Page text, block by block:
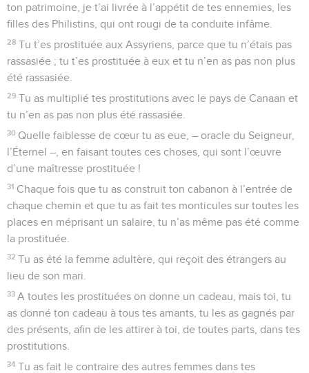
ton patrimoine, je t’ai livrée à l’appétit de tes ennemies, les
filles des Philistins, qui ont rougi de ta conduite infâme.
28 Tu t’es prostituée aux Assyriens, parce que tu n’étais pas
rassasiée ; tu t’es prostituée à eux et tu n’en as pas non plus
été rassasiée.
29 Tu as multiplié tes prostitutions avec le pays de Canaan et
tu n’en as pas non plus été rassasiée.
30 Quelle faiblesse de cœur tu as eue, – oracle du Seigneur,
l’Éternel –, en faisant toutes ces choses, qui sont l’œuvre
d’une maîtresse prostituée !
31 Chaque fois que tu as construit ton cabanon à l’entrée de
chaque chemin et que tu as fait tes monticules sur toutes les
places en méprisant un salaire, tu n’as même pas été comme
la prostituée.
32 Tu as été la femme adultère, qui reçoit des étrangers au
lieu de son mari.
33 A toutes les prostituées on donne un cadeau, mais toi, tu
as donné ton cadeau à tous tes amants, tu les as gagnés par
des présents, afin de les attirer à toi, de toutes parts, dans tes
prostitutions.
34 Tu as fait le contraire des autres femmes dans tes